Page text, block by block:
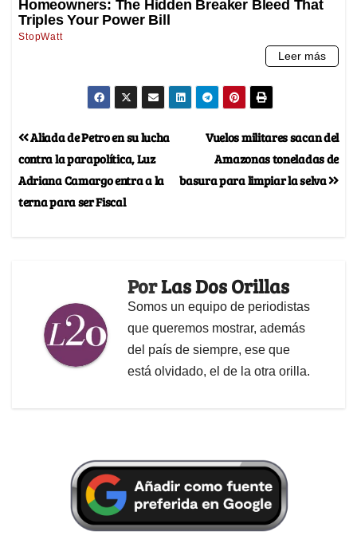
Vuelos militares sacan del
Amazonas toneladas de
basura para limpiar la selva
Aliada de Petro en su lucha
contra la parapolítica, Luz
Adriana Camargo entra a la
terna para ser Fiscal
PorLas Dos Orillas
Somos un equipo de periodistas
que queremos mostrar, además
del país de siempre, ese que
está olvidado, el de la otra orilla.